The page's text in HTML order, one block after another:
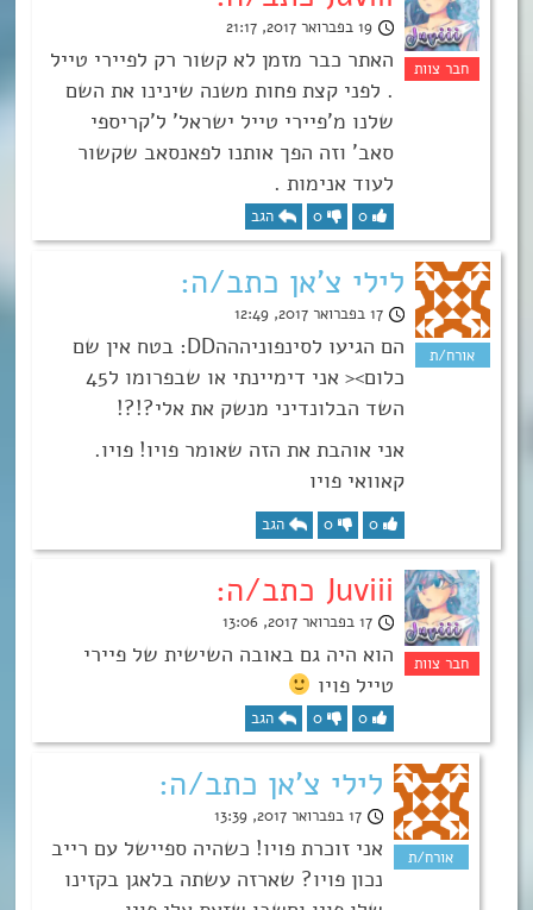
19 בפברואר 2017, 21:17
האתר כבר מזמן לא קשור רק לפיירי טייל
. לפני קצת פחות משנה שינינו את השם
שלנו מ’פיירי טייל ישראל’ ל’קריספי
סאב’ וזה הפך אותנו לפאנסאב שקשור
לעוד אנימות .
0
0 הגב
לילי צ'אן כתב/ה:
17 בפברואר 2017, 12:49
הם הגיעו לסינפוניהההDD: בטח אין שם
כלום>< אני דימיינתי או שבפרומו ל45
השד הבלונדיני מנשק את אלי?!?!
אני אוהבת את הזה שאומר פויו! פויו.
קאוואי פויו
0
0 הגב
Juviii כתב/ה:
17 בפברואר 2017, 13:06
הוא היה גם באובה השישית של פיירי
טייל פויו
0
0 הגב
לילי צ'אן כתב/ה:
17 בפברואר 2017, 13:39
אני זוכרת פויו! כשהיה ספיישל עם רייב
נכון פויו? שארזה עשתה בלאגן בקזינו